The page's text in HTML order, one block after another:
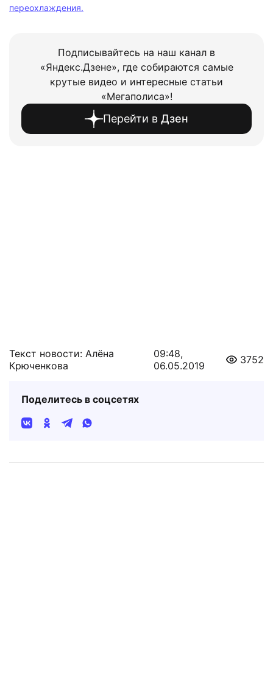
переохлаждения.
Подписывайтесь на наш канал в
«Яндекс.Дзене», где собираются самые
крутые видео и интересные статьи
«Мегаполиса»!
Перейти в Дзен
Текст новости: Алёна
Крюченкова
09:48,
06.05.2019
3752
Поделитесь в соцсетях